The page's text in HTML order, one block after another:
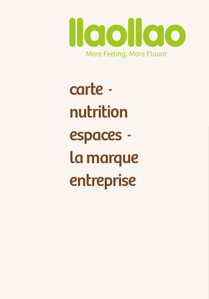
carte
nutrition
espaces
la marque
entreprise